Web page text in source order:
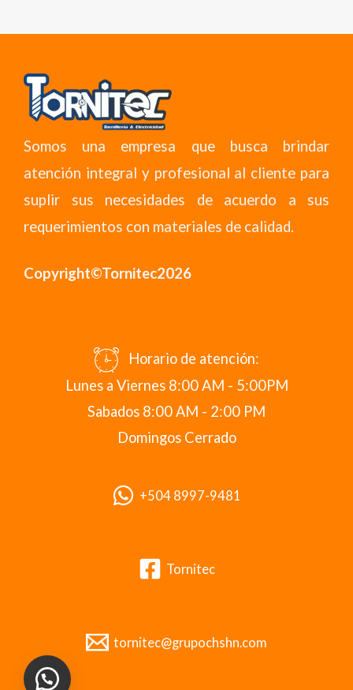
Somos una empresa que busca brindar
atención integral y profesional al cliente para
suplir sus necesidades de acuerdo a sus
requerimientos con materiales de calidad.
Copyright©Tornitec2026
Horario de atención:
Lunes a Viernes 8:00 AM - 5:00PM
Sabados 8:00 AM - 2:00 PM
Domingos Cerrado
+504 8997-9481
Tornitec
tornitec@grupochshn.com